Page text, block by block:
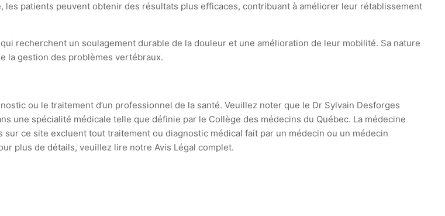
patients peuvent obtenir des résultats plus efficaces, contribuant à améliorer leur rétablissement
recherchent un soulagement durable de la douleur et une amélioration de leur mobilité. Sa nature
la gestion des problèmes vertébraux.
ou le traitement d’un professionnel de la santé. Veuillez noter que le Dr Sylvain Desforges
une spécialité médicale telle que définie par le Collège des médecins du Québec. La médecine
ce site excluent tout traitement ou diagnostic médical fait par un médecin ou un médecin
plus de détails, veuillez lire notre Avis Légal complet.